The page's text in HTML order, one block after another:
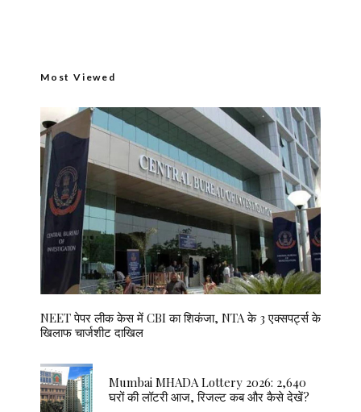
Most Viewed
NEET पेपर लीक केस में CBI का शिकंजा, NTA के 3 एक्सपर्ट्स के
खिलाफ चार्जशीट दाखिल
Mumbai MHADA Lottery 2026: 2,640
घरों की लॉटरी आज, रिजल्ट कब और कैसे देखें?